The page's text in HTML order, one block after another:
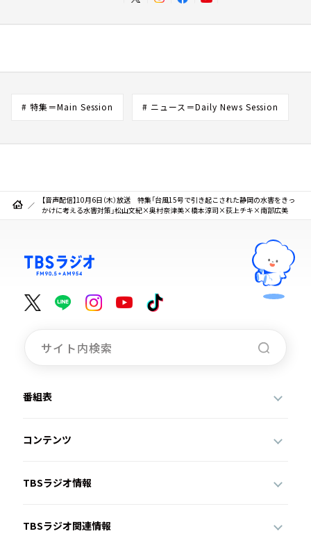
# 特集＝Main Session # ニュース＝Daily News Session
【音声配信】10月6日（木）放送 特集「台風15号で引き起こされた静岡の水害をきっ
かけに考える水害対策」松山文紀×奥村奈津美×橋本淳司×荻上チキ×南部広美
番組表
コンテンツ
TBSラジオ情報
TBSラジオ関連情報